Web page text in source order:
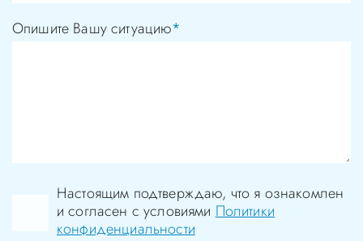
Опишите Вашу ситуацию*
Настоящим подтверждаю, что я ознакомлен
и согласен с условиямиПолитики
конфиденциальности